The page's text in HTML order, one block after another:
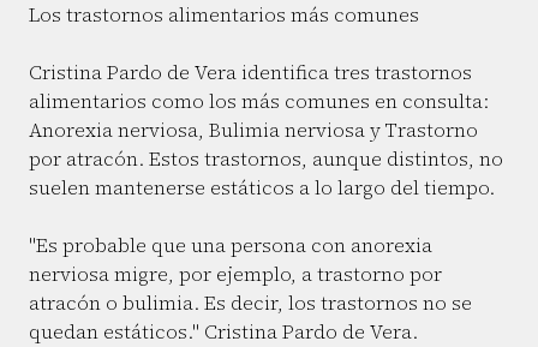
Los trastornos alimentarios más comunes
Cristina Pardo de Vera identifica tres trastornos
alimentarios como los más comunes en consulta:
Anorexia nerviosa, Bulimia nerviosa y Trastorno
por atracón. Estos trastornos, aunque distintos, no
suelen mantenerse estáticos a lo largo del tiempo.
"Es probable que una persona con anorexia
nerviosa migre, por ejemplo, a trastorno por
atracón o bulimia. Es decir, los trastornos no se
quedan estáticos." Cristina Pardo de Vera.